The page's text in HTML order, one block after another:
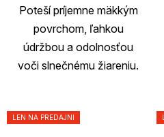
Poteší príjemne mäkkým
povrchom, ľahkou
údržbou a odolnosťou
voči slnečnému žiareniu.
LEN NA PREDAJNI